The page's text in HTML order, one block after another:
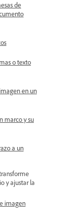
de
o texto
en un
marco y su
a un
y ajustar la
imagen